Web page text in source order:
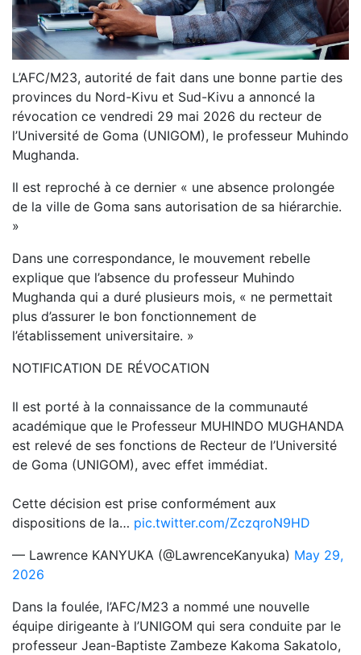
L’AFC/M23, autorité de fait dans une bonne partie des
provinces du Nord-Kivu et Sud-Kivu a annoncé la
révocation ce vendredi 29 mai 2026 du recteur de
l’Université de Goma (UNIGOM), le professeur Muhindo
Mughanda.
Il est reproché à ce dernier « une absence prolongée
de la ville de Goma sans autorisation de sa hiérarchie.
»
Dans une correspondance, le mouvement rebelle
explique que l’absence du professeur Muhindo
Mughanda qui a duré plusieurs mois, « ne permettait
plus d’assurer le bon fonctionnement de
l’établissement universitaire. »
NOTIFICATION DE RÉVOCATION
Il est porté à la connaissance de la communauté
académique que le Professeur MUHINDO MUGHANDA
est relevé de ses fonctions de Recteur de l’Université
de Goma (UNIGOM), avec effet immédiat.
Cette décision est prise conformément aux
dispositions de la… pic.twitter.com/ZczqroN9HD
— Lawrence KANYUKA (@LawrenceKanyuka) May 29,
2026
Dans la foulée, l’AFC/M23 a nommé une nouvelle
équipe dirigeante à l’UNIGOM qui sera conduite par le
professeur Jean-Baptiste Zambeze Kakoma Sakatolo,